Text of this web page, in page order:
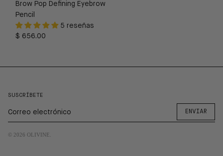
Brow Pop Defining Eyebrow
Pencil
5 reseñas
$ 656.00
SUSCRÍBETE
ENVIAR
© 2026 OLIVINE